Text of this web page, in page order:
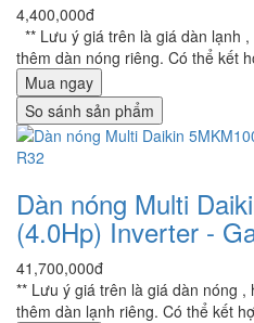
4,400,000đ
** Lưu ý giá trên là giá dàn lạnh
thêm dàn nóng riêng. Có thể kết
Mua ngay
So sánh sản phẩm
Dàn nóng Multi
(4.0Hp) Inverter -
41,700,000đ
** Lưu ý giá trên là giá dàn nóng
thêm dàn lạnh riêng. Có thể kết